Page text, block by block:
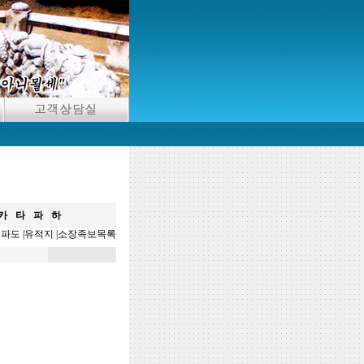
타 파
하
도 유적지 소장족보목록